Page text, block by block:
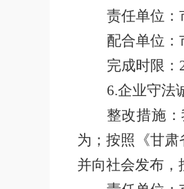
责任单位：
配合单位：
完成时限：
6.企业守法
整改措施
为；按照
《甘
并向社会发布，